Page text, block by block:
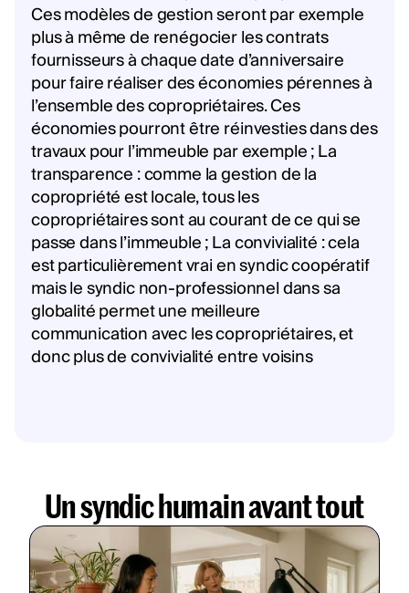
Ces modèles de gestion seront par exemple
plus à même de renégocier les contrats
fournisseurs à chaque date d’anniversaire
pour faire réaliser des économies pérennes à
l’ensemble des copropriétaires. Ces
économies pourront être réinvesties dans des
travaux pour l’immeuble par exemple ; La
transparence : comme la gestion de la
copropriété est locale, tous les
copropriétaires sont au courant de ce qui se
passe dans l’immeuble ; La convivialité : cela
est particulièrement vrai en syndic coopératif
mais le syndic non-professionnel dans sa
globalité permet une meilleure
communication avec les copropriétaires, et
donc plus de convivialité entre voisins
Un syndic humain avant tout